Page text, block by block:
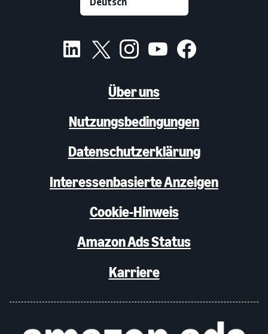
Über uns
Nutzungsbedingungen
Datenschutzerklärung
Interessenbasierte Anzeigen
Cookie-Hinweis
Amazon Ads Status
Karriere